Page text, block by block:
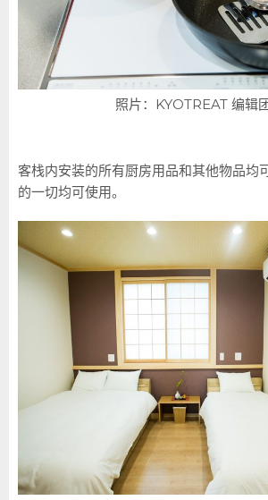
照片：KYOTREAT 编辑
客栈内安装的所有厨房用品和其他物品均
的一切均可使用。